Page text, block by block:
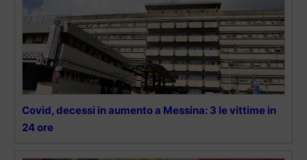
Covid, decessi in aumento a Messina: 3 le vittime in
24 ore